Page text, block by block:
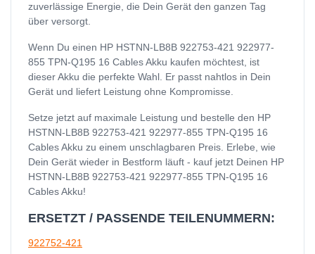
zuverlässige Energie, die Dein Gerät den ganzen Tag
über versorgt.
Wenn Du einen HP HSTNN-LB8B 922753-421 922977-
855 TPN-Q195 16 Cables Akku kaufen möchtest, ist
dieser Akku die perfekte Wahl. Er passt nahtlos in Dein
Gerät und liefert Leistung ohne Kompromisse.
Setze jetzt auf maximale Leistung und bestelle den HP
HSTNN-LB8B 922753-421 922977-855 TPN-Q195 16
Cables Akku zu einem unschlagbaren Preis. Erlebe, wie
Dein Gerät wieder in Bestform läuft - kauf jetzt Deinen HP
HSTNN-LB8B 922753-421 922977-855 TPN-Q195 16
Cables Akku!
ERSETZT / PASSENDE TEILENUMMERN:
922752-421